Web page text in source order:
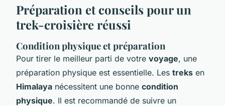
Préparation et conseils pour un
trek-croisière réussi
Condition physique et préparation
Pour tirer le meilleur parti de votre voyage, une
préparation physique est essentielle. Les treks en
Himalaya nécessitent une bonne condition
physique. Il est recommandé de suivre un